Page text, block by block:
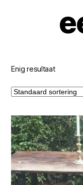
Enig resultaat